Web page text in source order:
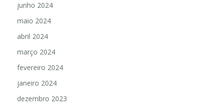
junho 2024
maio 2024
abril 2024
março 2024
fevereiro 2024
janeiro 2024
dezembro 2023